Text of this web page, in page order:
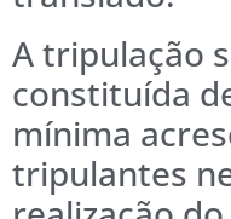
A tripulação
constituída
mínima
tripulantes